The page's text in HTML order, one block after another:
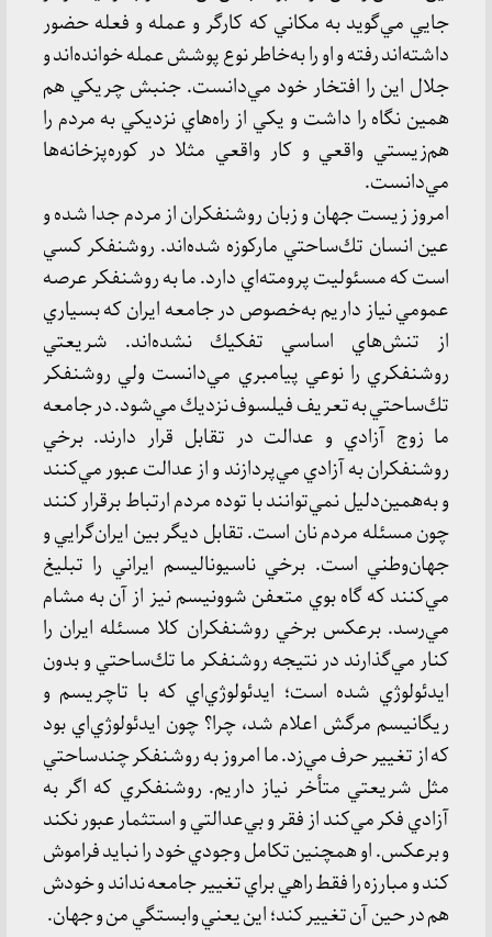
جايي مي‌گويد به مكاني كه كارگر و عمله و فعله حضور
داشته‌اند رفته و او را به‌خاطر نوع پوشش عمله خوانده‌اند و
جلال اين را افتخار خود مي‌دانست. جنبش چريكي هم
همين نگاه را داشت و يكي از راه‌هاي نزديكي به مردم را
هم‌زيستي واقعي و كار واقعي مثلا در كوره‌پز‌خانه‌ها
مي‌دانست.
امروز زيست‌ جهان و زبان روشنفكران از مردم جدا شده و
عين انسان تك‌ساحتي ماركوزه شده‌اند. روشنفكر كسي
است كه مسئوليت پرومته‌اي دارد. ما به روشنفكر عرصه
عمومي نياز داريم به‌خصوص در جامعه ايران كه بسياري
از تنش‌هاي اساسي تفكيك نشده‌اند. شريعتي
روشنفكري را نوعي پيامبري مي‌دانست ولي روشنفكر
تك‌ساحتي به تعريف فيلسوف نزديك مي‌شود. در جامعه
ما زوج آزادي و عدالت در تقابل قرار دارند. برخي
روشنفكران به آزادي مي‌پردازند و از عدالت عبور مي‌كنند
و به‌همين‌دليل نمي‌توانند با توده مردم ارتباط برقرار كنند
چون مسئله مردم نان است. تقابل ديگر بين ايران‌گرايي و
جهان‌وطني است. برخي ناسيوناليسم ايراني را تبليغ
مي‌كنند كه گاه بوي متعفن شوونيسم نيز از آن به مشام
مي‌رسد. بر‌عكس برخي روشنفكران كلا مسئله ايران را
كنار مي‌گذارند در نتيجه روشنفكر ما تك‌ساحتي و بدون
ايدئولوژي شده است؛ ايدئولوژي‌اي كه با تاچريسم و
ريگانيسم مرگش اعلام شد، چرا؟ چون ايدئولوژي‌اي بود
كه از تغيير حرف مي‌زد. ما امروز به روشنفكر چند‌ساحتي
مثل شريعتي متأخر نياز داريم. روشنفكري كه اگر به
آزادي فكر مي‌كند از فقر و بي‌عدالتي و استثمار عبور نكند
و برعكس. او همچنين تكامل وجودي خود را نبايد فراموش
كند و مبارزه را فقط راهي براي تغيير جامعه نداند و خودش
هم در حين آن تغيير كند؛ اين يعني وابستگي من و جهان.